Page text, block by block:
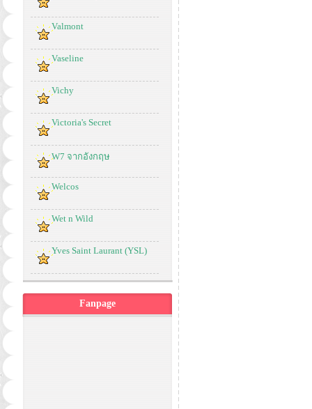
Valmont
Vaseline
Vichy
Victoria's Secret
W7 จากอังกฤษ
Welcos
Wet n Wild
Yves Saint Laurant (YSL)
Fanpage